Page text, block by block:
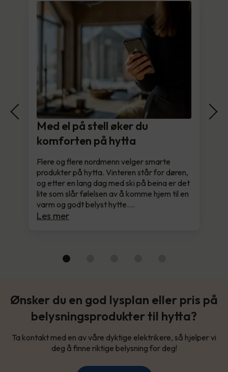
Med el på stell øker du
komforten på hytta
Flere og flere nordmenn velger smarte
produkter på hytta. Vinteren står for døren,
og etter en lang dag med ski på beina er det
lite som slår følelsen av å komme hjem til en
varm og godt belyst hytte.…
Les mer
Ønsker du en god lysplan eller pris på
belysningsprodukter til hytta?
Ta kontakt med en av våre dyktige elektrikere, så hjelper vi
deg å finne riktige belysning for deg!